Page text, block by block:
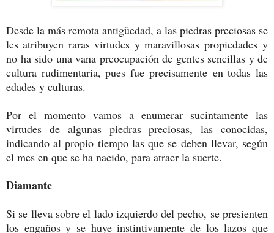
Desde la más remota antigüedad, a las piedras preciosas se
les atribuyen raras virtudes y maravillosas propiedades y
no ha sido una vana preocupación de gentes sencillas y de
cultura rudimentaria, pues fue precisamente en todas las
edades y culturas.
Por el momento vamos a enumerar sucintamente las
virtudes de algunas piedras preciosas, las conocidas,
indicando al propio tiempo las que se deben llevar, según
el mes en que se ha nacido, para atraer la suerte.
Diamante
Si se lleva sobre el lado izquierdo del pecho, se presienten
los engaños y se huye instintivamente de los lazos que